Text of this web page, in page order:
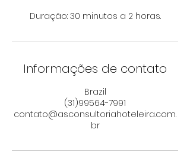
Duração: 30 minutos a 2 horas.
Informações de contato
Brazil
(31)99564-7991
contato@asconsultoriahoteleira.com.
br